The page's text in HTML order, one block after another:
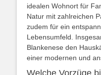
idealen Wohnort für
Natur mit zahlreichen
zudem für ein
Lebensumfeld.
Blankenese den
einer modernen und
Welche Vorzüge